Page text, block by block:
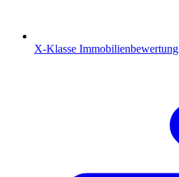
X-Klasse Immobilienbewertung